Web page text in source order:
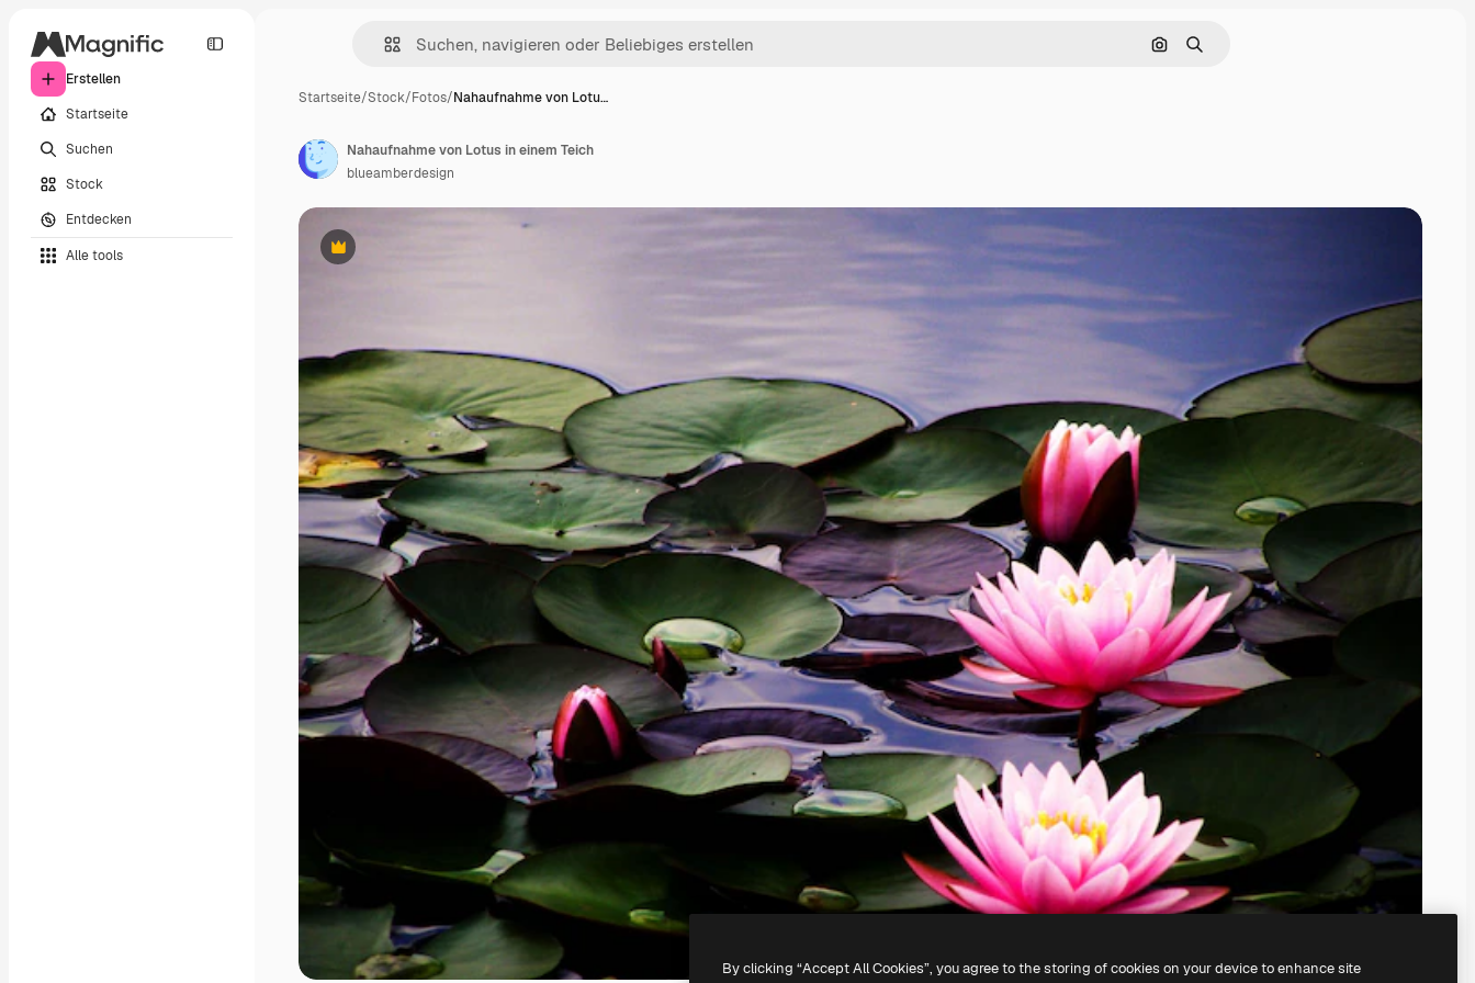
Erstellen
Startseite
Suchen
Stock
Entdecken
Alle tools
Nach Bild suchen
Suchen
Startseite/Stock/Fotos/Nahaufnahme von Lotu…
Premium
Nahaufnahme von Lotus in einem Teich
blueamberdesign
By clicking “Accept All Cookies”, you agree to the storing of cookies on your device to enhance site